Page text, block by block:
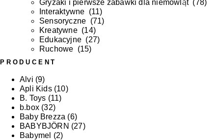
Gryzaki i pierwsze zabawki dla niemowląt(78)
Interaktywne (11)
Sensoryczne (71)
Kreatywne(14)
Edukacyjne (27)
Ruchowe (15)
PRODUCENT
Alvi (9)
Apli Kids (10)
B. Toys (11)
b.box (32)
Baby Brezza (6)
BABYBJÖRN (27)
Babymel (2)